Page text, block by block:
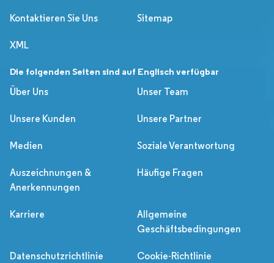
Kontaktieren Sie Uns Sitemap
XML
Die folgenden Seiten sind auf Englisch verfügbar
Über Uns
Unser Team
Unsere Kunden Unsere Partner
Medien Soziale Verantwortung
Auszeichnungen &
Anerkennungen
Häufige Fragen
Karriere
Allgemeine
Geschäftsbedingungen
Datenschutzrichtlinie Cookie-Richtlinie